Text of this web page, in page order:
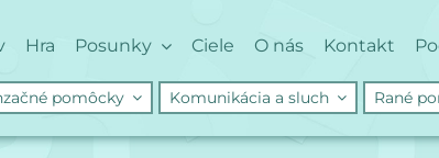
Hra Posunky Ciele O nás Kontakt
pomôcky Komunikácia a sluch Rané